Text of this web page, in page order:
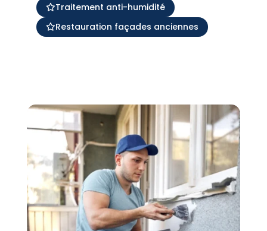
Traitement anti-humidité
Restauration façades anciennes